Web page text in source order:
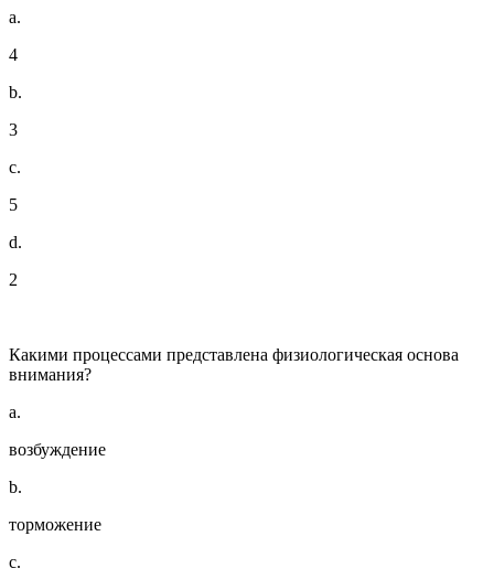
a.
4
b.
3
c.
5
d.
2
Какими процессами представлена физиологическая основа
внимания?
a.
возбуждение
b.
торможение
c.